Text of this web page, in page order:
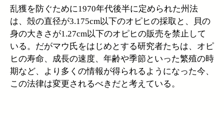
乱獲を防ぐために1970年代後半に定められた州法
は、殻の直径が3.175cm以下のオピヒの採取と、貝の
身の大きさが1.27cm以下のオピヒの販売を禁止して
いる。だがマウ氏をはじめとする研究者たちは、オピ
ヒの寿命、成長の速度、年齢や季節といった繁殖の時
期など、より多くの情報が得られるようになった今、
この法律は変更されるべきだと考えている。